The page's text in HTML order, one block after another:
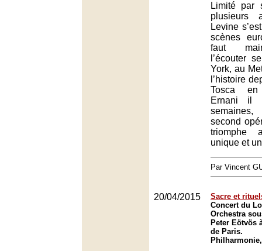
Limité par
plusieurs
Levine
scènes
faut
l’écouter
York, au
l’histoire
Tosca
Ernani il
second
triomphe
unique et
Par Vincent
20/04/2015
Sacre et
Concert du
Orchestra
Peter Eötvös
de Paris.